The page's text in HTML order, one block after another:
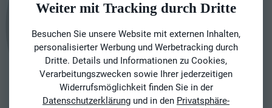
Weiter mit Tracking durch Dritte
Besuchen Sie unsere Website mit externen Inhalten,
personalisierter Werbung und Werbetracking durch
Dritte. Details und Informationen zu Cookies,
Verarbeitungszwecken sowie Ihrer jederzeitigen
Widerrufsmöglichkeit finden Sie in der
Datenschutzerklärung und in den Privatsphäre-